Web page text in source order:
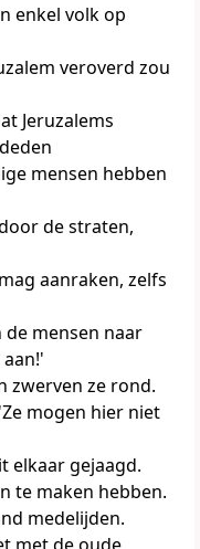
enkel volk op
veroverd zou
Jeruzalems
mensen hebben
de straten,
aanraken, zelfs
mensen naar
zwerven ze rond.
mogen hier niet
elkaar gejaagd.
te maken hebben.
medelijden.